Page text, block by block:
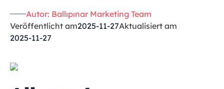
Autor: Ballıpınar Marketing Team
Veröffentlicht am2025-11-27Aktualisiert am
2025-11-27